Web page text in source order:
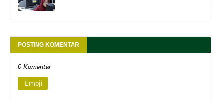
POSTING KOMENTAR
0 Komentar
Emoji